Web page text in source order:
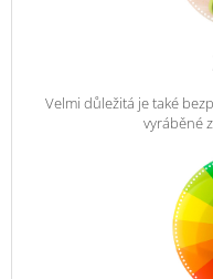
Velmi důležitá je také
vyráběné